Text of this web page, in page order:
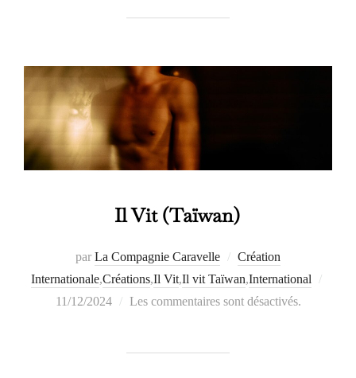
Il Vit (Taïwan)
par La Compagnie Caravelle
Création
Internationale,Créations,Il Vit,Il vit Taïwan,International
11/12/2024 Les commentaires sont désactivés.